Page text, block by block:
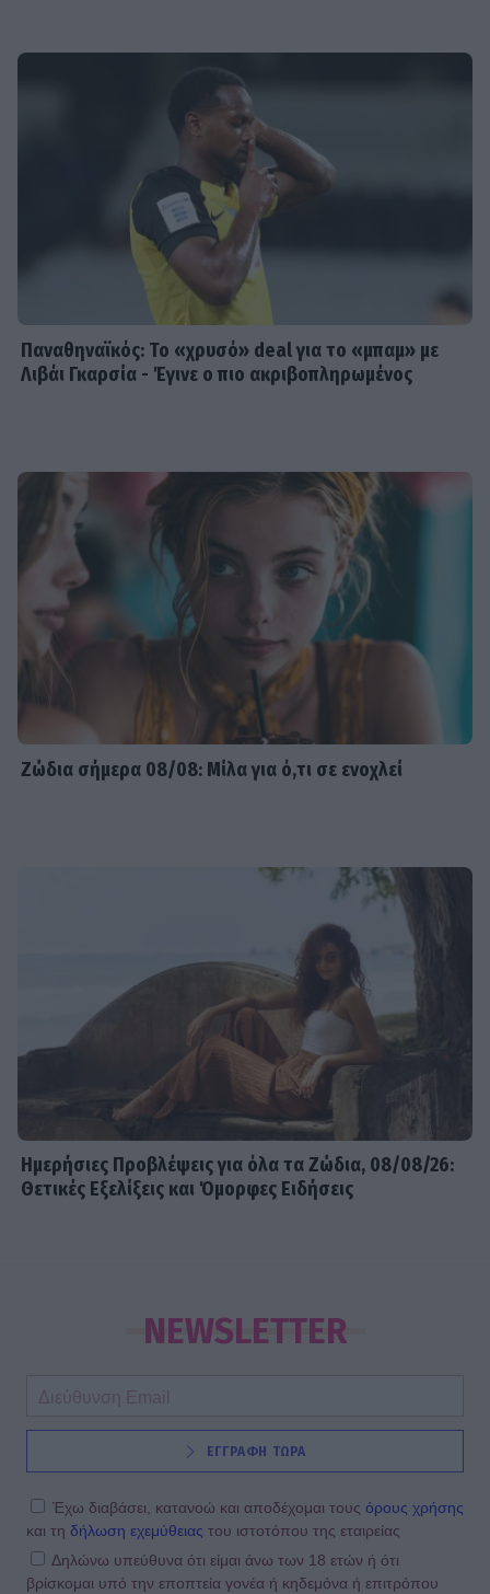
Παναθηναϊκός: Το «χρυσό» deal για το «μπαμ» με
Λιβάι Γκαρσία - Έγινε ο πιο ακριβοπληρωμένος
Ζώδια σήμερα 08/08: Μίλα για ό,τι σε ενοχλεί
Ημερήσιες Προβλέψεις για όλα τα Ζώδια, 08/08/26:
Θετικές Εξελίξεις και Όμορφες Ειδήσεις
NEWSLETTER
ΕΓΓΡΑΦΗ ΤΩΡΑ
Έχω διαβάσει, κατανοώ και αποδέχομαι τους όρους χρήσης
και τη δήλωση εχεμύθειας του ιστοτόπου της εταιρείας
Δηλώνω υπεύθυνα ότι είμαι άνω των 18 ετών ή ότι
βρίσκομαι υπό την εποπτεία γονέα ή κηδεμόνα ή επιτρόπου